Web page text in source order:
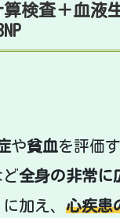
算検査＋血液
や貧血を評価
ど全身の非常に
に加え、 心疾患